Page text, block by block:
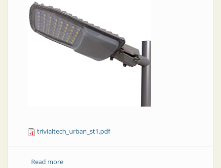
trivialtech_urban_st1.pdf
Read moreabout Alumbrado público, luminaria: Urban ST1